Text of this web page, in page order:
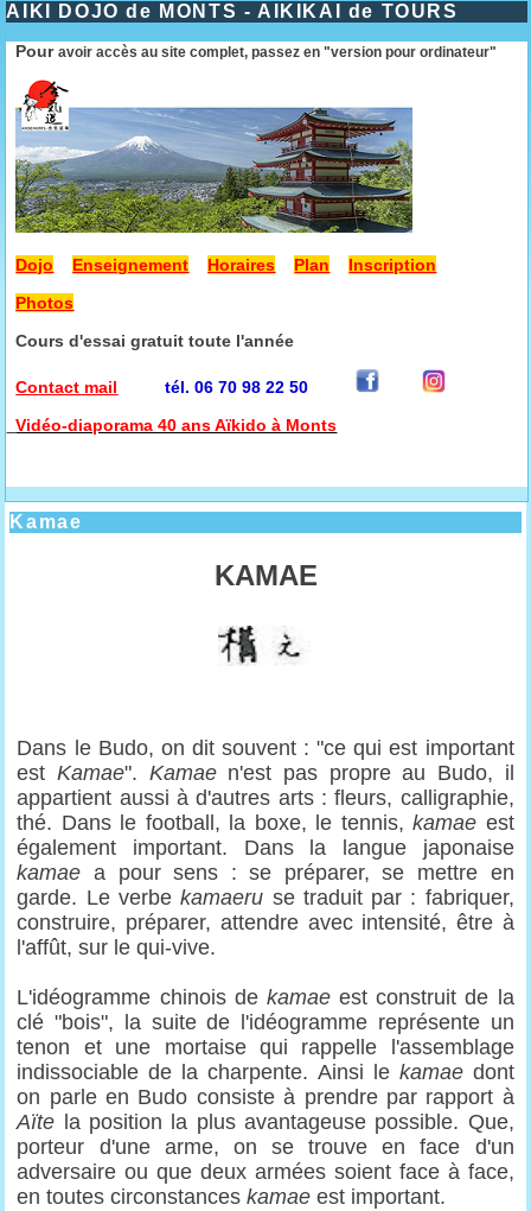
AIKI DOJO de MONTS - AIKIKAI de TOURS
Pouravoir accès au site complet, passez en "version pour ordinateur"
Dojo Enseignement Horaires Plan
Inscription
Photos
Cours d'essai gratuit toute l'année
Contact mail
tél. 06 70 98 22 50
Vidéo-diaporama 40 ans Aïkido à Monts
Kamae
KAMAE
Dans le Budo, on dit souvent : "ce qui est important
estKamae". Kamaen'est pas propre au Budo, il
appartient aussi à d'autres arts : fleurs, calligraphie,
thé. Dans le football, la boxe, le tennis,kamae est
également important. Dans la langue japonaise
kamae a pour sens : se préparer, se mettre en
garde. Le verbekamaeru se traduit par : fabriquer,
construire, préparer, attendre avec intensité, être à
l'affût, sur le qui-vive.
L'idéogramme chinois de kamaeest construit de la
clé "bois", la suite de l'idéogramme représente un
tenon et une mortaise qui rappelle l'assemblage
indissociable de la charpente. Ainsi le kamaedont
on parle en Budo consiste à prendre par rapport à
Aïte la position la plus avantageuse possible. Que,
porteur d'une arme, on se trouve en face d'un
adversaire ou que deux armées soient face à face,
en toutes circonstanceskamae est important.